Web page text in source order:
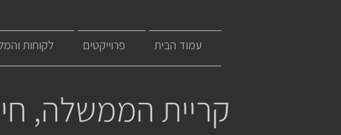
לקוחות פרוייקטים עמוד הבית
קריית הממשלה,